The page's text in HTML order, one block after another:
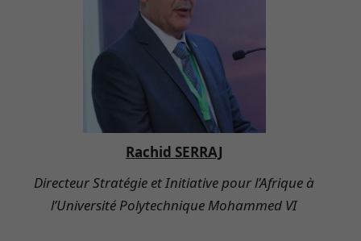
Rachid SERRAJ
Directeur Stratégie et Initiative pour l’Afrique à
l’Université Polytechnique Mohammed VI